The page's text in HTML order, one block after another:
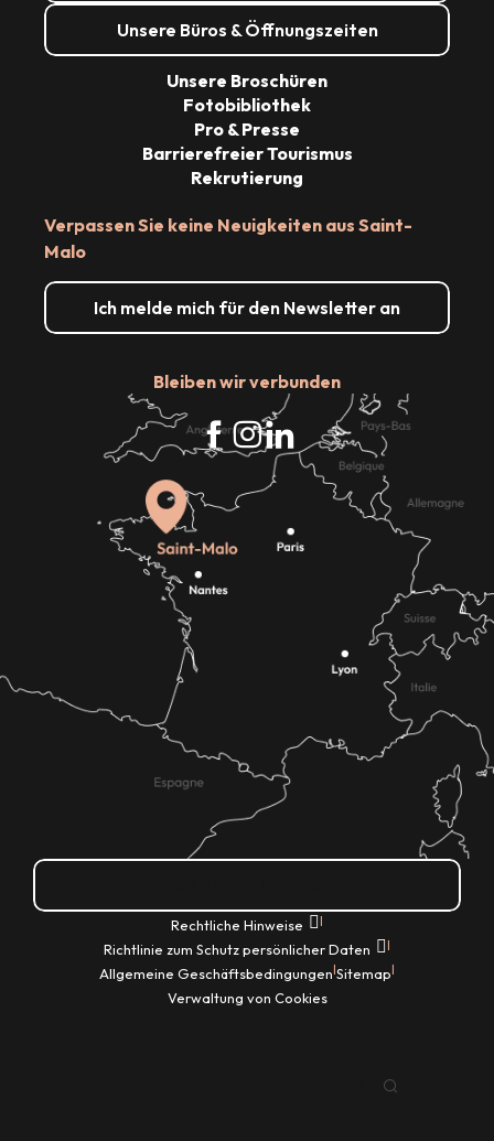
Unsere Büros & Öffnungszeiten
Verpassen Sie keine Neuigkeiten aus Saint-
Malo
Ich melde mich für den Newsletter an
Bleiben wir verbunden
Unsere Broschüren
Fotobibliothek
Pro & Presse
Barrierefreier Tourismus
Rekrutierung
Rechtliche Hinweise |
Richtlinie zum Schutz persönlicher Daten |
Allgemeine Geschäftsbedingungen|Sitemap|
Verwaltung von Cookies